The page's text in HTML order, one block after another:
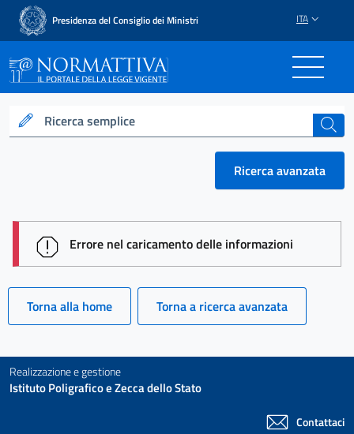
Presidenza del Consiglio dei Ministri ITA
Normattiva - Il portale
Ricerca semplice cerca
Ricerca avanzata
session id: gCkeAmCB6VRJTeTQkFTKaAnW-
Errore nel caricamento delle informazioni
Torna alla home Torna a ricerca avanzata
Realizzazione e gestione
Istituto Poligrafico e Zecca dello Stato
Contattaci